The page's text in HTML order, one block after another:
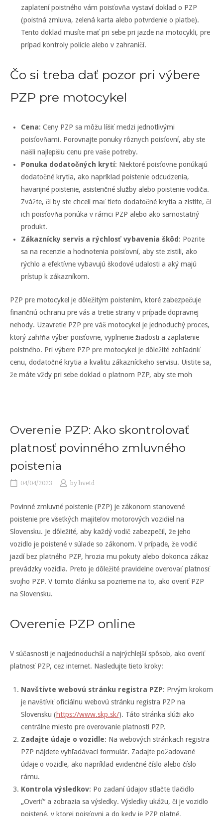
zaplatení poistného vám poisťovňa vystaví doklad o PZP
(poistná zmluva, zelená karta alebo potvrdenie o platbe).
Tento doklad musíte mať pri sebe pri jazde na motocykli, pre
prípad kontroly polície alebo v zahraničí.
Čo si treba dať pozor pri výbere
PZP pre motocykel
Cena: Ceny PZP sa môžu líšiť medzi jednotlivými
poisťovňami. Porovnajte ponuky rôznych poisťovní, aby ste
našli najlepšiu cenu pre vaše potreby.
Ponuka dodatočných krytí: Niektoré poisťovne ponúkajú
dodatočné krytia, ako napríklad poistenie odcudzenia,
havarijné poistenie, asistenčné služby alebo poistenie vodiča.
Zvážte, či by ste chceli mať tieto dodatočné krytia a zistite, či
ich poisťovňa ponúka v rámci PZP alebo ako samostatný
produkt.
Zákaznícky servis a rýchlosť vybavenia škôd: Pozrite
sa na recenzie a hodnotenia poisťovní, aby ste zistili, ako
rýchlo a efektívne vybavujú škodové udalosti a aký majú
prístup k zákazníkom.
PZP pre motocykel je dôležitým poistením, ktoré zabezpečuje
finančnú ochranu pre vás a tretie strany v prípade dopravnej
nehody. Uzavretie PZP pre váš motocykel je jednoduchý proces,
ktorý zahŕňa výber poisťovne, vyplnenie žiadosti a zaplatenie
poistného. Pri výbere PZP pre motocykel je dôležité zohľadniť
cenu, dodatočné krytia a kvalitu zákazníckeho servisu. Uistite sa,
že máte vždy pri sebe doklad o platnom PZP, aby ste moh
Overenie PZP: Ako skontrolovať
platnosť povinného zmluvného
poistenia
04/04/2023 by hvetd
Povinné zmluvné poistenie (PZP) je zákonom stanovené
poistenie pre všetkých majiteľov motorových vozidiel na
Slovensku. Je dôležité, aby každý vodič zabezpečil, že jeho
vozidlo je poistené v súlade so zákonom. V prípade, že vodič
jazdí bez platného PZP, hrozia mu pokuty alebo dokonca zákaz
prevádzky vozidla. Preto je dôležité pravidelne overovať platnosť
svojho PZP. V tomto článku sa pozrieme na to, ako overiť PZP
na Slovensku.
Overenie PZP online
V súčasnosti je najjednoduchší a najrýchlejší spôsob, ako overiť
platnosť PZP, cez internet. Nasledujte tieto kroky:
Navštívte webovú stránku registra PZP: Prvým krokom
je navštíviť oficiálnu webovú stránku registra PZP na
Slovensku (https://www.skp.sk/). Táto stránka slúži ako
centrálne miesto pre overovanie platnosti PZP.
Zadajte údaje o vozidle: Na webových stránkach registra
PZP nájdete vyhľadávací formulár. Zadajte požadované
údaje o vozidle, ako napríklad evidenčné číslo alebo číslo
rámu.
Kontrola výsledkov: Po zadaní údajov stlačte tlačidlo
„Overiť“ a zobrazia sa výsledky. Výsledky ukážu, či je vozidlo
poistené, v ktorej poisťovni a do kedy je PZP platné.